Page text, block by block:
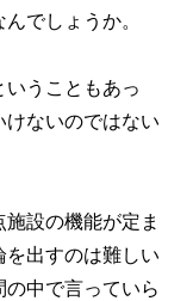
でしょうか。
うこともあっ
ないのではない
設の機能が定ま
を出すのは難しい
中で言っていら